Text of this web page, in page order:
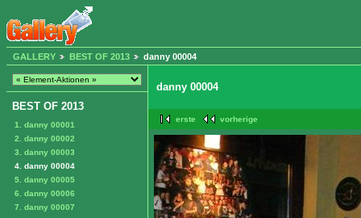
GALLERY BEST OF 2013 danny 00004
BEST OF 2013
1. danny 00001
2. danny 00002
3. danny 00003
4. danny 00004
5. danny 00005
6. danny 00006
7. danny 00007
danny 00004
erste vorherige